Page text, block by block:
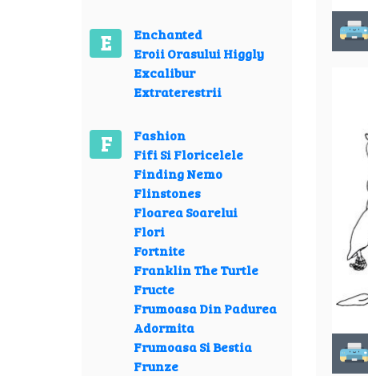
E
Enchanted
Eroii Orasului Higgly
Excalibur
Extraterestrii
F
Fashion
Fifi Si Floricelele
Finding Nemo
Flinstones
Floarea Soarelui
Flori
Fortnite
Franklin The Turtle
Fructe
Frumoasa Din Padurea
Adormita
Frumoasa Si Bestia
Frunze